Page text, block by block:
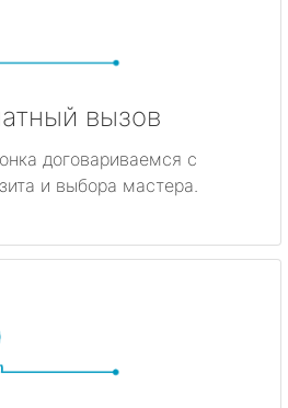
вызов
договариваемся с
и выбора мастера.